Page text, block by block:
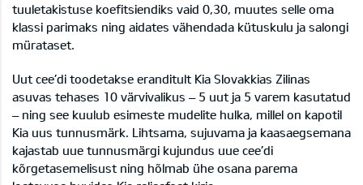
tuuletakistuse koefitsiendiks vaid 0,30, muutes selle oma
klassi parimaks ning aidates vähendada kütuskulu ja salongi
mürataset.
Uut cee’di toodetakse eranditult Kia Slovakkias Zilinas
asuvas tehases 10 värvivalikus – 5 uut ja 5 varem kasutatud
– ning see kuulub esimeste mudelite hulka, millel on kapotil
Kia uus tunnusmärk. Lihtsama, sujuvama ja kaasaegsemana
kajastab uue tunnusmärgi kujundus uue cee’di
kõrgetasemelisust ning hõlmab ühe osana parema